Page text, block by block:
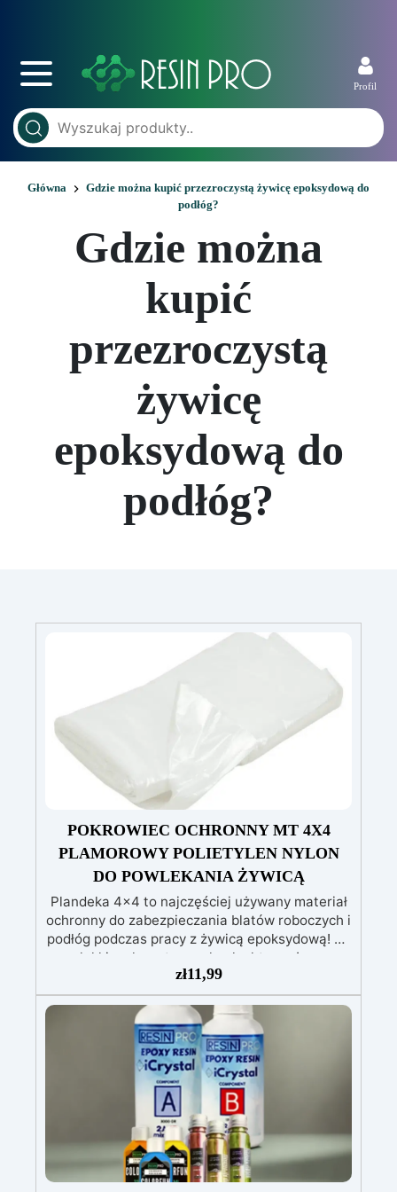
Profil
Główna
Gdzie można kupić przezroczystą żywicę epoksydową do
podłóg?
Gdzie można
kupić
przezroczystą
żywicę
epoksydową do
podłóg?
POKROWIEC OCHRONNY MT 4X4
PLAMOROWY POLIETYLEN NYLON
DO POWLEKANIA ŻYWICĄ
Plandeka 4x4 to najczęściej używany materiał
ochronny do zabezpieczania blatów roboczych i
podłóg podczas pracy z żywicą epoksydową! To
lekkie, ale wytrzymałe płachty można
zastosować zarówno na stołach roboczych
(gdzie odbywają się artystyczne odlewy) jak i
na podłogach podczas wykonywania dużych
odlewów, a ponadto mogą być ponownie
używane! Lekka i praktyczna Wytrzymała:
odporna na przecieki Dzielona na mniejsze
części Wielokrotnego użytku bez wysiłku i
nadająca się do recyklingu Faktycznie, w
przypadku rozlania żywicy bardzo trudno jest
usunąć ją z zanieczyszczonych powierzchni.
Dzięki tej praktycznej płachcie możesz
pracować swobodnie, nie martwiąc się o
zł11,99